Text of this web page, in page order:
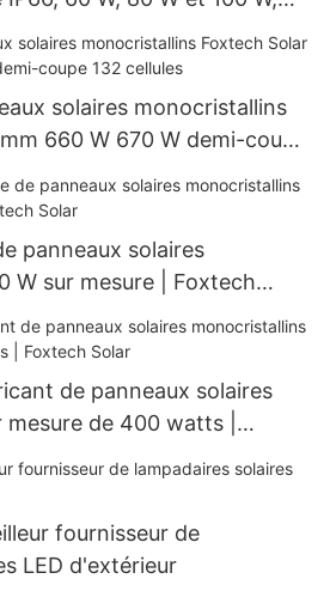
solaires monocristallins
660 W 670 W demi-coupe
panneaux solaires
W sur mesure | Foxtech
de panneaux solaires
de 400 watts |
fournisseur de
LED d'extérieur